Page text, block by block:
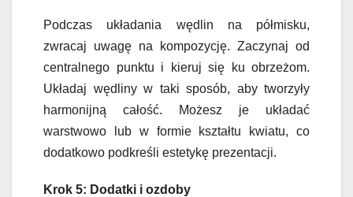
Podczas układania wędlin na półmisku,
zwracaj uwagę na kompozycję. Zaczynaj od
centralnego punktu i kieruj się ku obrzeżom.
Układaj wędliny w taki sposób, aby tworzyły
harmonijną całość. Możesz je układać
warstwowo lub w formie kształtu kwiatu, co
dodatkowo podkreśli estetykę prezentacji.
Krok 5: Dodatki i ozdoby